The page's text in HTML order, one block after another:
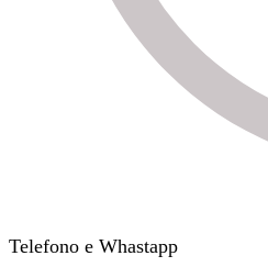
Telefono e Whastapp